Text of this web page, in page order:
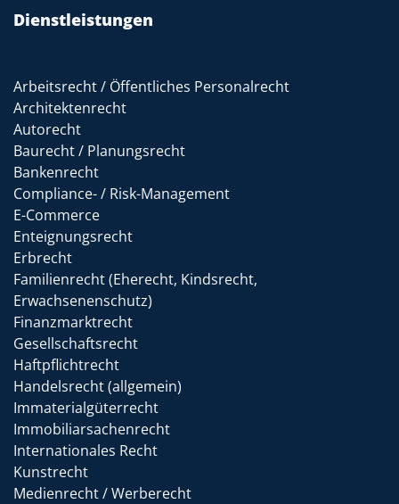
Dienstleistungen
Arbeitsrecht / Öffentliches Personalrecht
Architektenrecht
Autorecht
Baurecht / Planungsrecht
Bankenrecht
Compliance- / Risk-Management
E-Commerce
Enteignungsrecht
Erbrecht
Familienrecht (Eherecht, Kindsrecht,
Erwachsenenschutz)
Finanzmarktrecht
Gesellschaftsrecht
Haftpflichtrecht
Handelsrecht (allgemein)
Immaterialgüterrecht
Immobiliarsachenrecht
Internationales Recht
Kunstrecht
Medienrecht / Werberecht